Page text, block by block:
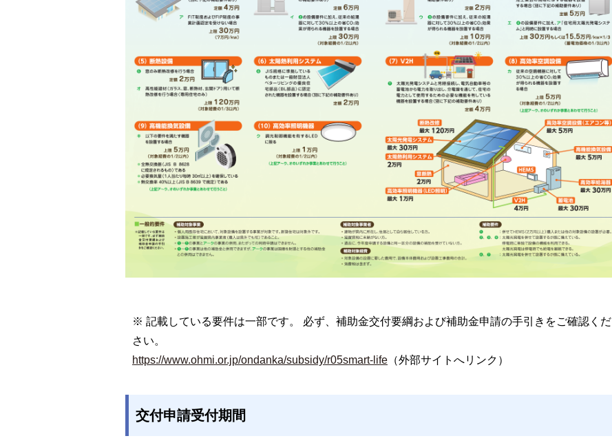
※ 記載している要件は一部です。 必ず、補助金交付要綱および補助金申請の手引きをご確認くだ
さい。
https://www.ohmi.or.jp/ondanka/subsidy/r05smart-life （外部サイトへリンク）
交付申請受付期間